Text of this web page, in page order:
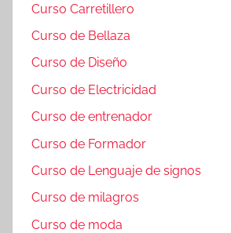
Curso Carretillero
Curso de Bellaza
Curso de Diseño
Curso de Electricidad
Curso de entrenador
Curso de Formador
Curso de Lenguaje de signos
Curso de milagros
Curso de moda